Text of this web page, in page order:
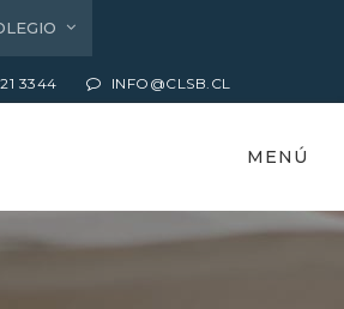
3344 INFO@CLSB.CL
MENÚ